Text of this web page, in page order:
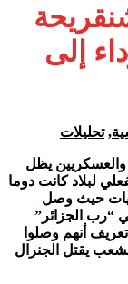
إلى
,تحليلات
والعسكريين يظل
الحاكم الفعلي لبلاد كانت دوما
حيث وصل
“رب الجزائر”
أنهم وصلوا
يقتل الجنرال